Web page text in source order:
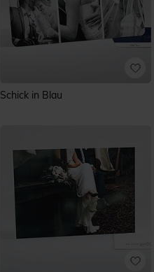
Schick in Blau